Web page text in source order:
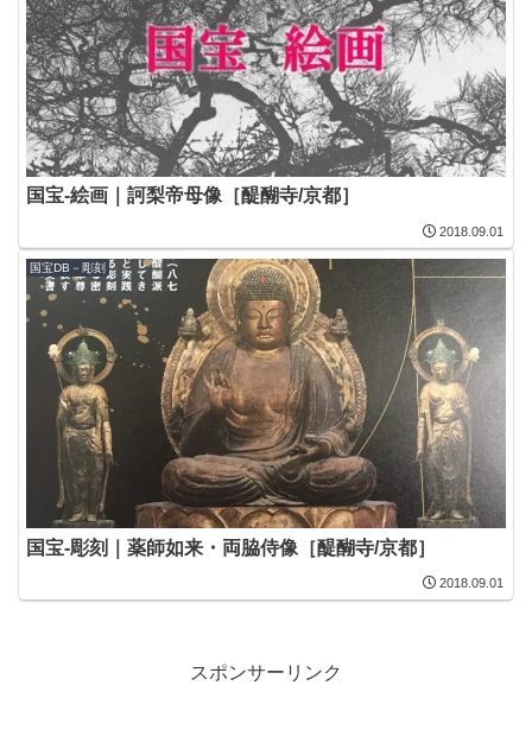
国宝-絵画｜訶梨帝母像［醍醐寺/京都］
2018.09.01
国宝DB－彫刻
国宝-彫刻｜薬師如来・両脇侍像［醍醐寺/京都］
2018.09.01
スポンサーリンク